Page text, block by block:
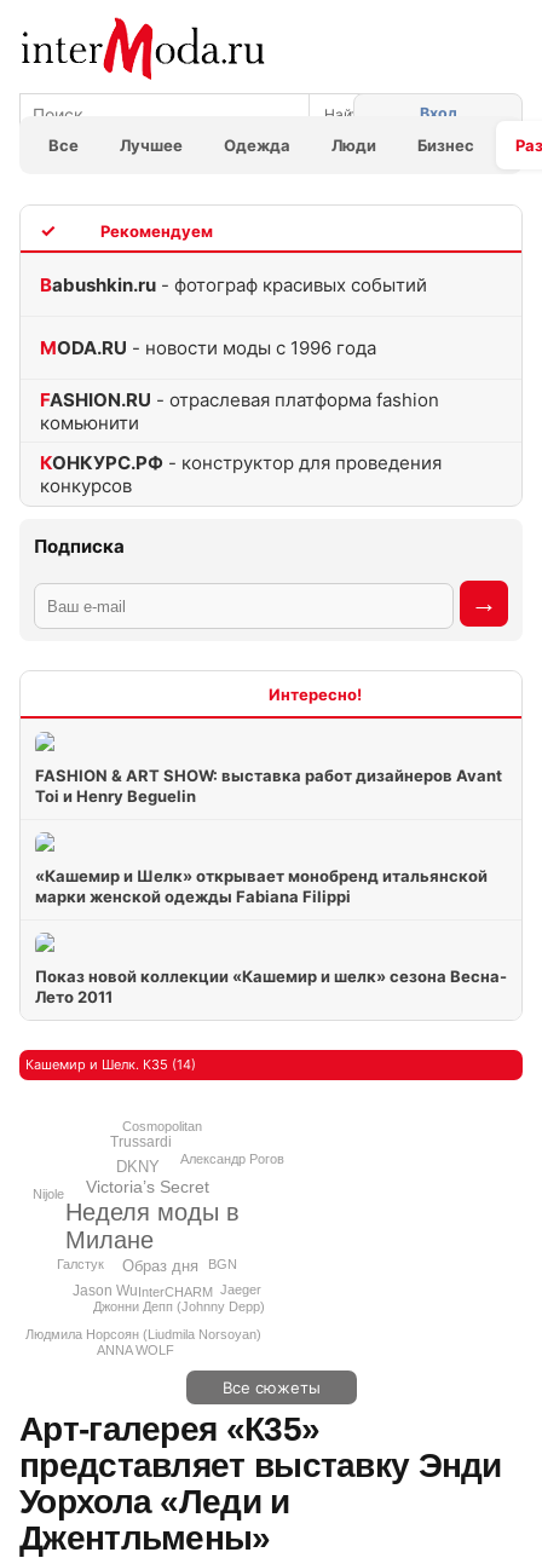
Все Лучшее Одежда Люди Бизнес
Вход
Babushkin.ru - фотограф красивых событий
MODA.RU - новости моды с 1996 года
FASHION.RU - отраслевая платформа fashion
комьюнити
КОНКУРС.РФ - конструктор для проведения
конкурсов
Подписка
FASHION & ART SHOW: выставка работ дизайнеров Avant
Toi и Henry Beguelin
«Кашемир и Шелк» открывает монобренд итальянской
марки женской одежды Fabiana Filippi
Показ новой коллекции «Кашемир и шелк» сезона Весна-
Лето 2011
Кашемир и Шелк. К35 (14)
Неделя моды в
Милане
Victoria’s Secret
Образ дня
DKNY
Jason Wu
Trussardi
Джонни Депп (Johnny Depp)
Людмила Норсоян (Liudmila Norsoyan)
Галстук
Александр Рогов
Cosmopolitan
Jaeger
BGN
InterCHARM
Nijole
ANNA WOLF
Все сюжеты
Арт-галерея «К35»
представляет выставку Энди
Уорхола «Леди и
Джентльмены»